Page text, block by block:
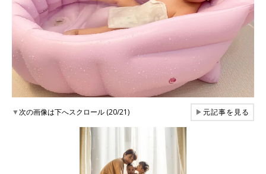
▼次の画像は下へスクロール (20/21) ▶元記事を見る